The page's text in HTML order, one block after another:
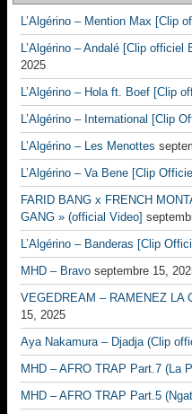
L’Algérino – Mention Max [Clip
L’Algérino – Andalé [Clip officiel
2025
L’Algérino – Hola ft. Boef [Clip
L’Algérino – International [Clip
L’Algérino – Les Menottes
L’Algérino – Va Bene [Clip
FARID BANG x FRENCH
GANG » (official Video]
L’Algérino – Banderas [Clip
MHD – Bravo septembre 15,
VEGEDREAM – RAMENEZ LA
15, 2025
Aya Nakamura – Djadja (Clip
MHD – AFRO TRAP Part.7 (La
MHD – AFRO TRAP Part.5